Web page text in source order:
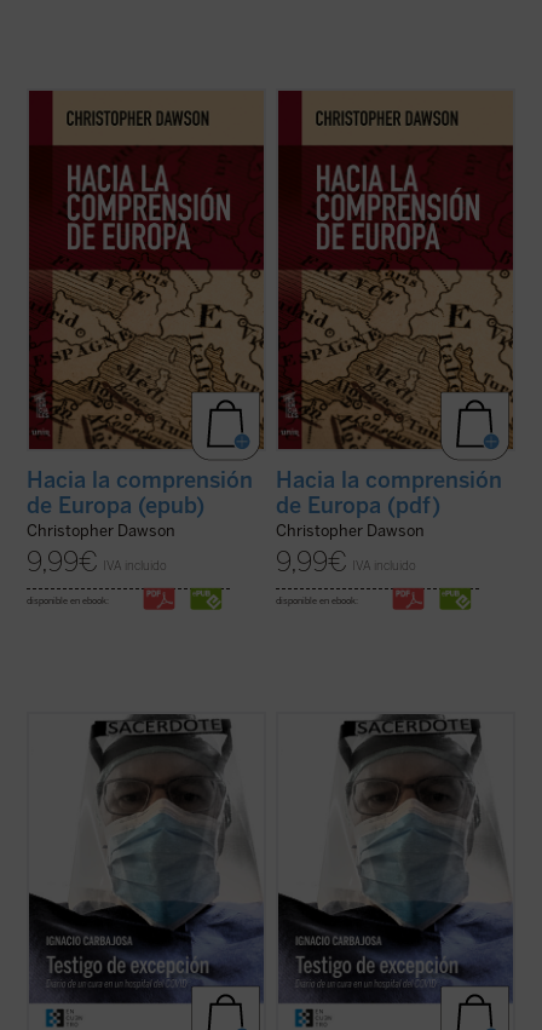
En tiempos de fuertes rechazos y dudas
sobre la validez del proyecto europeo y,
comprensión de Europa
resulta un texto
tan iluminador como cuando se publicó por
(ver ficha)
Hacia la comprensión
de Europa (epub)
Christopher Dawson
9,99€ IVA incluido
disponible en ebook:
En tiempos de fuertes rechazos y dudas
sobre la validez del proyecto europeo y,
comprensión de Europa
resulta un texto
tan iluminador como cuando se publicó por
(ver ficha)
Hacia la comprensión
de Europa (pdf)
Christopher Dawson
9,99€ IVA incluido
disponible en ebook:
«Cuando entré en el hospital, el 2 de abril,
se alcanzaba el pico de fallecidos en un
solo día a causa del COVID-19: 950 en toda
España, una tercera parte en Madrid. Eran
los peores días de la pandemia. Los
hospitales estaban colapsados (...) ...
«Cuando entré en el hospital, el 2 de abril,
se alcanzaba el pico de fallecidos en un
solo día a causa del COVID-19: 950 en toda
España, una tercera parte en Madrid. Eran
los peores días de la pandemia. Los
hospitales estaban colapsados (...) ...